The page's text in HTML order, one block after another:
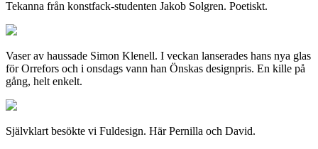
Tekanna från konstfack-studenten Jakob Solgren. Poetiskt.
Vaser av haussade Simon Klenell. I veckan lanserades hans nya glas
för Orrefors och i onsdags vann han Önskas designpris. En kille på
gång, helt enkelt.
Självklart besökte vi Fuldesign. Här Pernilla och David.